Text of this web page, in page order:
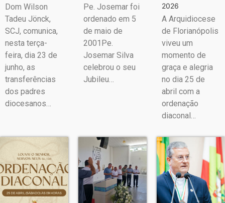
Dom Wilson
Tadeu Jönck,
SCJ, comunica,
nesta terça-
feira, dia 23 de
junho, as
transferências
dos padres
diocesanos…
Pe. Josemar foi
ordenado em 5
de maio de
2001Pe.
Josemar Silva
celebrou o seu
Jubileu…
2026
A Arquidiocese
de Florianópolis
viveu um
momento de
graça e alegria
no dia 25 de
abril com a
ordenação
diaconal…